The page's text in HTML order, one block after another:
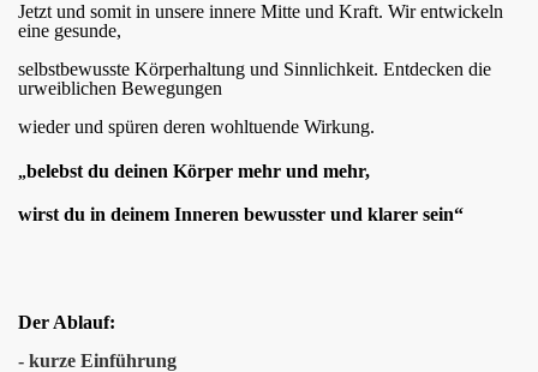
Jetzt und somit in unsere innere Mitte und Kraft. Wir entwickeln
eine gesunde,
selbstbewusste Körperhaltung und Sinnlichkeit. Entdecken die
urweiblichen Bewegungen
wieder und spüren deren wohltuende Wirkung.
„belebst du deinen Körper mehr und mehr,
wirst du in deinem Inneren bewusster und klarer sein“
Der Ablauf:
- kurze Einführung